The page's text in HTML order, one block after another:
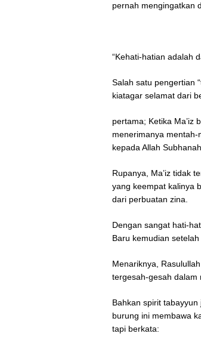
pernah mengingatkan
“Kehati-hatian adalah
Salah satu pengertian
kiatagar selamat dari
pertama; Ketika Ma’iz
menerimanya
kepada Allah
Rupanya, Ma’iz tidak
yang keempat kalinya
dari perbuatan zina.
Dengan sangat hati-
Baru kemudian
Menariknya,
tergesah-gesah dalam
Bahkan spirit
burung ini membawa
tapi berkata: